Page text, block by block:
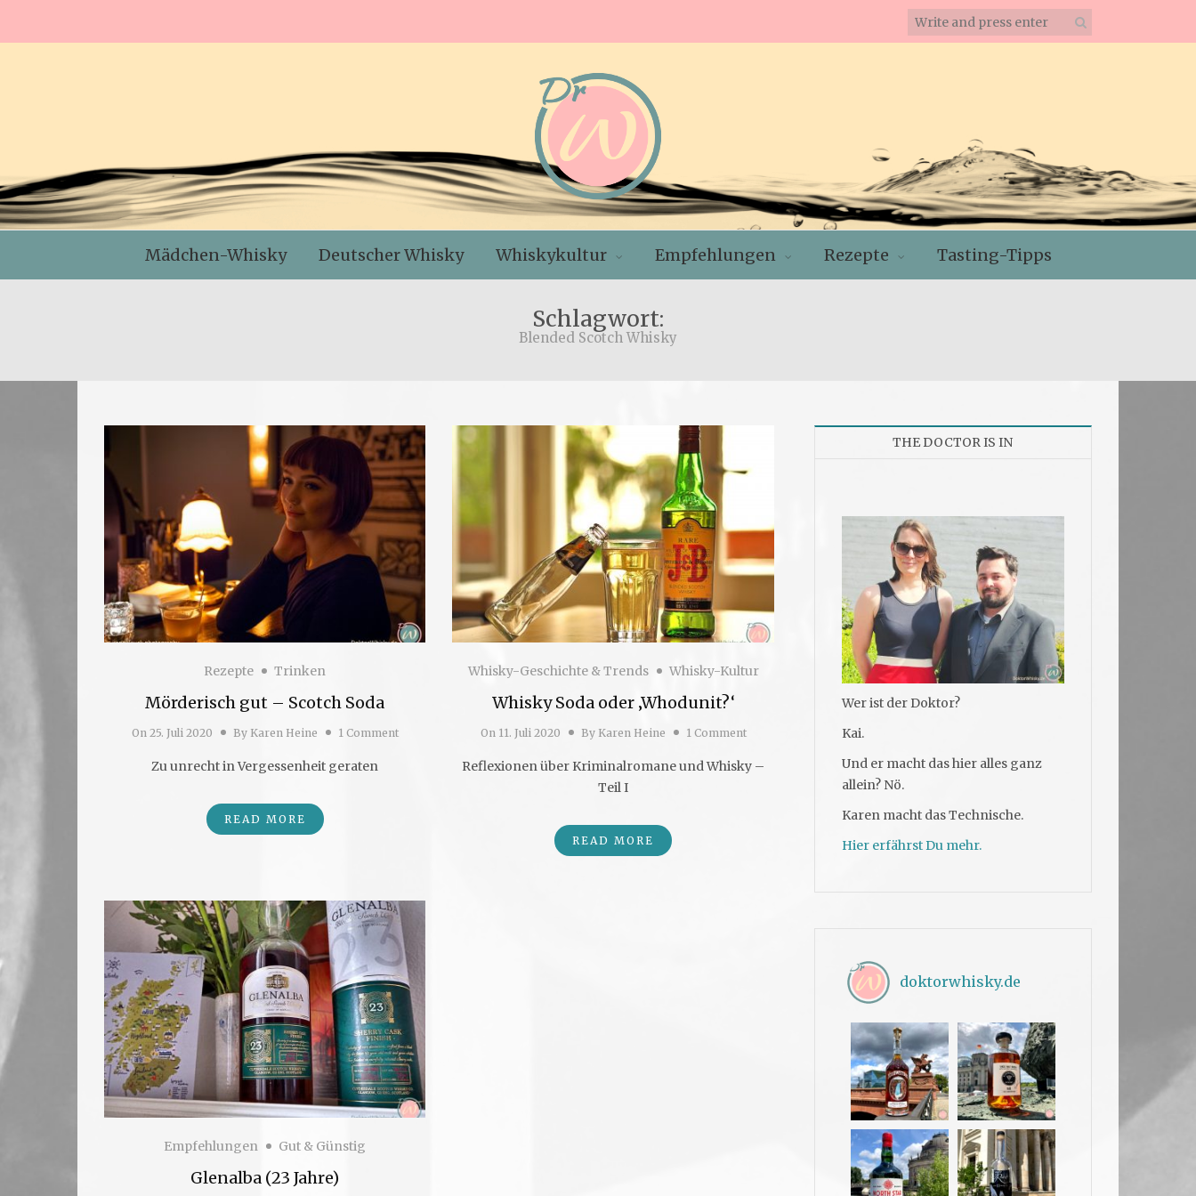
Mädchen-Whisky Deutscher Whisky Whiskykultur Empfehlungen Rezepte Tasting-Tipps
Schlagwort:
Blended Scotch Whisky
Rezepte Trinken
Mörderisch gut – Scotch Soda
On 25. Juli 2020 By Karen Heine 1 Comment
Zu unrecht in Vergessenheit geraten
READ MORE
Whisky-Geschichte & Trends Whisky-Kultur
Whisky Soda oder ‚Whodunit?‘
On 11. Juli 2020 By Karen Heine 1 Comment
Reflexionen über Kriminalromane und Whisky –
Teil I
READ MORE
Empfehlungen Gut & Günstig
Glenalba (23 Jahre)
THE DOCTOR IS IN
Wer ist der Doktor?
Kai.
Und er macht das hier alles ganz
allein? Nö.
Karen macht das Technische.
Hier erfährst Du mehr.
doktorwhisky.de